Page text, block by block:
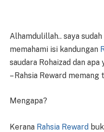
Alhamdulillah.. saya
memahami isi kandungan
saudara Rohaizad dan
– Rahsia Reward memang
Mengapa?
Kerana Rahsia Reward